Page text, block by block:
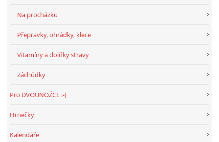
Na procházku
Přepravky, ohrádky, klece
Vitamíny a dolňky stravy
Záchůdky
Pro DVOUNOŽCE :-)
Hrnečky
Kalendáře